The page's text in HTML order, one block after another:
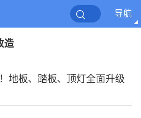
导航
造
地板、踏板、顶灯全面升级